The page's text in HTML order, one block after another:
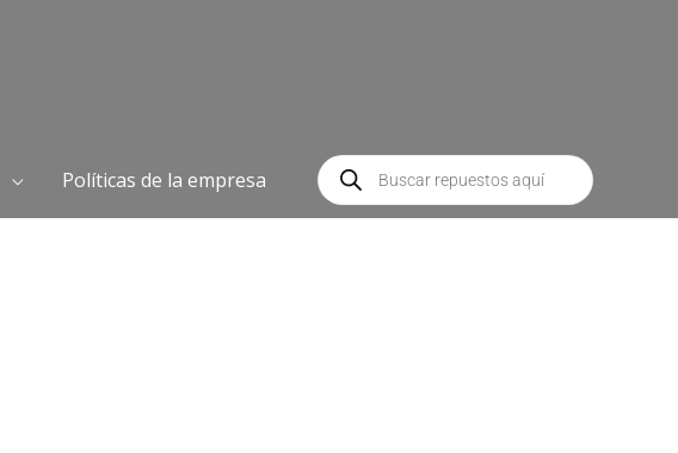
Políticas de la empresa
Búsqueda
de
productos